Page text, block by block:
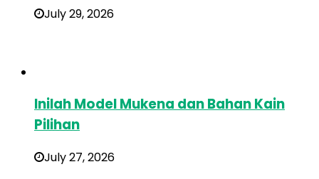
July 29, 2026
Inilah Model Mukena dan Bahan Kain
Pilihan
July 27, 2026